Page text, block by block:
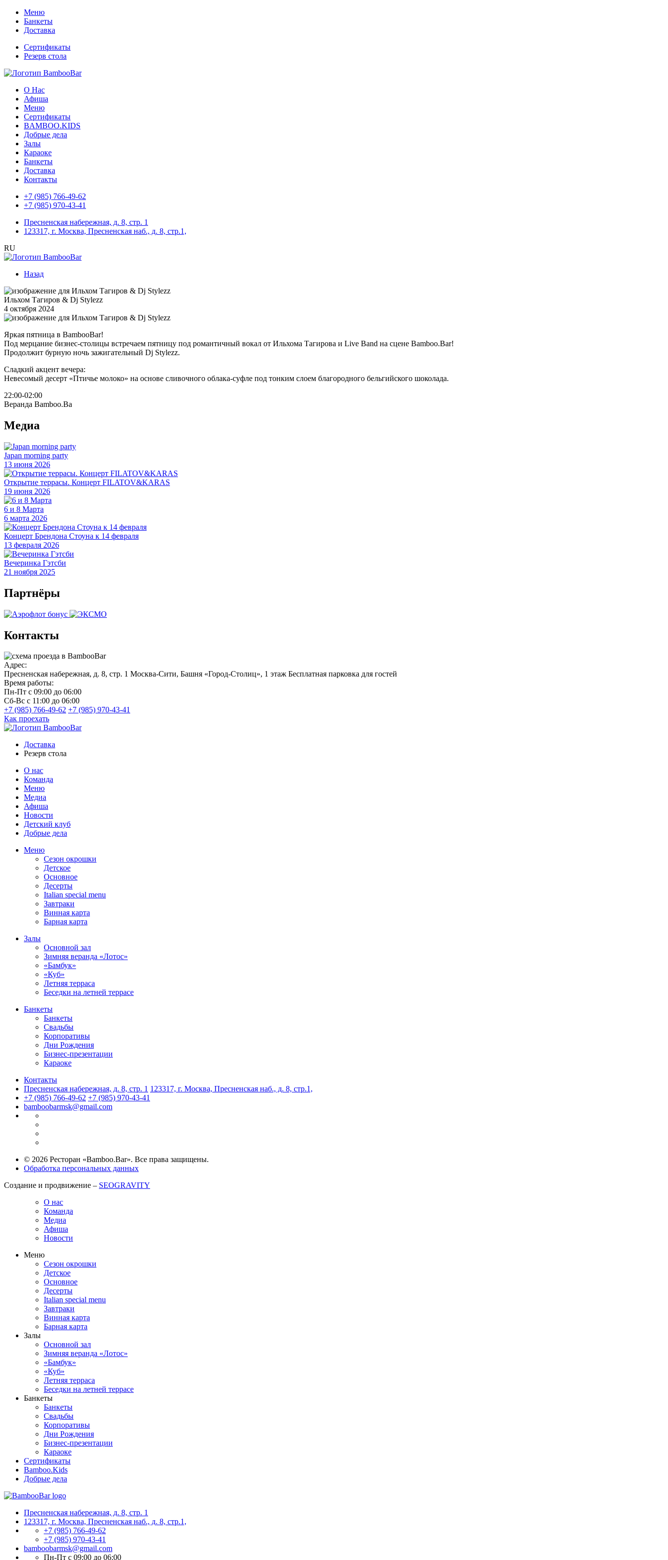
Меню
Банкеты
Доставка
Сертификаты
Резерв стола
О Нас
Афиша
Меню
Сертификаты
BAMBOO.KIDS
Добрые дела
Залы
Караоке
Банкеты
Доставка
Контакты
+7 (985) 766-49-62
+7 (985) 970-43-41
Пресненская набережная, д. 8, стр. 1
123317, г. Москва, Пресненская наб., д. 8, стр.1,
RU
Назад
Ильхом Тагиров & Dj Stylezz
4 октября 2024
Яркая пятница в BambooBar!
Под мерцание бизнес-столицы встречаем пятницу под романтичный вокал от Ильхома Тагирова и Live Band на сцене Bamboo.Bar!
Продолжит бурную ночь зажигательный Dj Stylezz.
Сладкий акцент вечера:
Невесомый десерт «Птичье молоко» на основе сливочного облака-суфле под тонким слоем благородного бельгийского шоколада.
22:00-02:00
Веранда Bamboo.Ba
Медиа
Japan morning party
13 июня 2026
Открытие террасы. Концерт FILATOV&KARAS
19 июня 2026
6 и 8 Марта
6 марта 2026
Концерт Брендона Стоуна к 14 февраля
13 февраля 2026
Вечеринка Гэтсби
21 ноября 2025
Партнёры
Контакты
Адрес:
Пресненская набережная, д. 8, стр. 1 Москва-Сити, Башня «Город-Столиц», 1 этаж Бесплатная парковка для гостей
Время работы:
Пн-Пт с 09:00 до 06:00
Сб-Вс с 11:00 до 06:00
+7 (985) 766-49-62 +7 (985) 970-43-41
Как проехать
Доставка
Резерв стола
О нас
Команда
Меню
Медиа
Афиша
Новости
Детский клуб
Добрые дела
Меню
Сезон окрошки
Детское
Основное
Десерты
Italian special menu
Завтраки
Винная карта
Барная карта
Залы
Основной зал
Зимняя веранда «Лотос»
«Бамбук»
«Куб»
Летняя терраса
Беседки на летней террасе
Банкеты
Банкеты
Свадьбы
Корпоративы
Дни Рождения
Бизнес-презентации
Караоке
Контакты
Пресненская набережная, д. 8, стр. 1 123317, г. Москва, Пресненская наб., д. 8, стр.1,
+7 (985) 766-49-62 +7 (985) 970-43-41
bamboobarmsk@gmail.com
© 2026 Ресторан «Bamboo.Bar». Все права защищены.
Обработка персональных данных
Создание и продвижение – SEOGRAVITY
О нас
Команда
Медиа
Афиша
Новости
Меню
Сезон окрошки
Детское
Основное
Десерты
Italian special menu
Завтраки
Винная карта
Барная карта
Залы
Основной зал
Зимняя веранда «Лотос»
«Бамбук»
«Куб»
Летняя терраса
Беседки на летней террасе
Банкеты
Банкеты
Свадьбы
Корпоративы
Дни Рождения
Бизнес-презентации
Караоке
Сертификаты
Bamboo.Kids
Добрые дела
Пресненская набережная, д. 8, стр. 1
123317, г. Москва, Пресненская наб., д. 8, стр.1,
+7 (985) 766-49-62
+7 (985) 970-43-41
bamboobarmsk@gmail.com
Пн-Пт с 09:00 до 06:00